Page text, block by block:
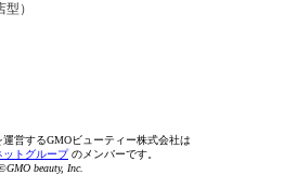
）
運営するGMOビューティー株式会社は
ットグループのメンバーです。
beauty, Inc.